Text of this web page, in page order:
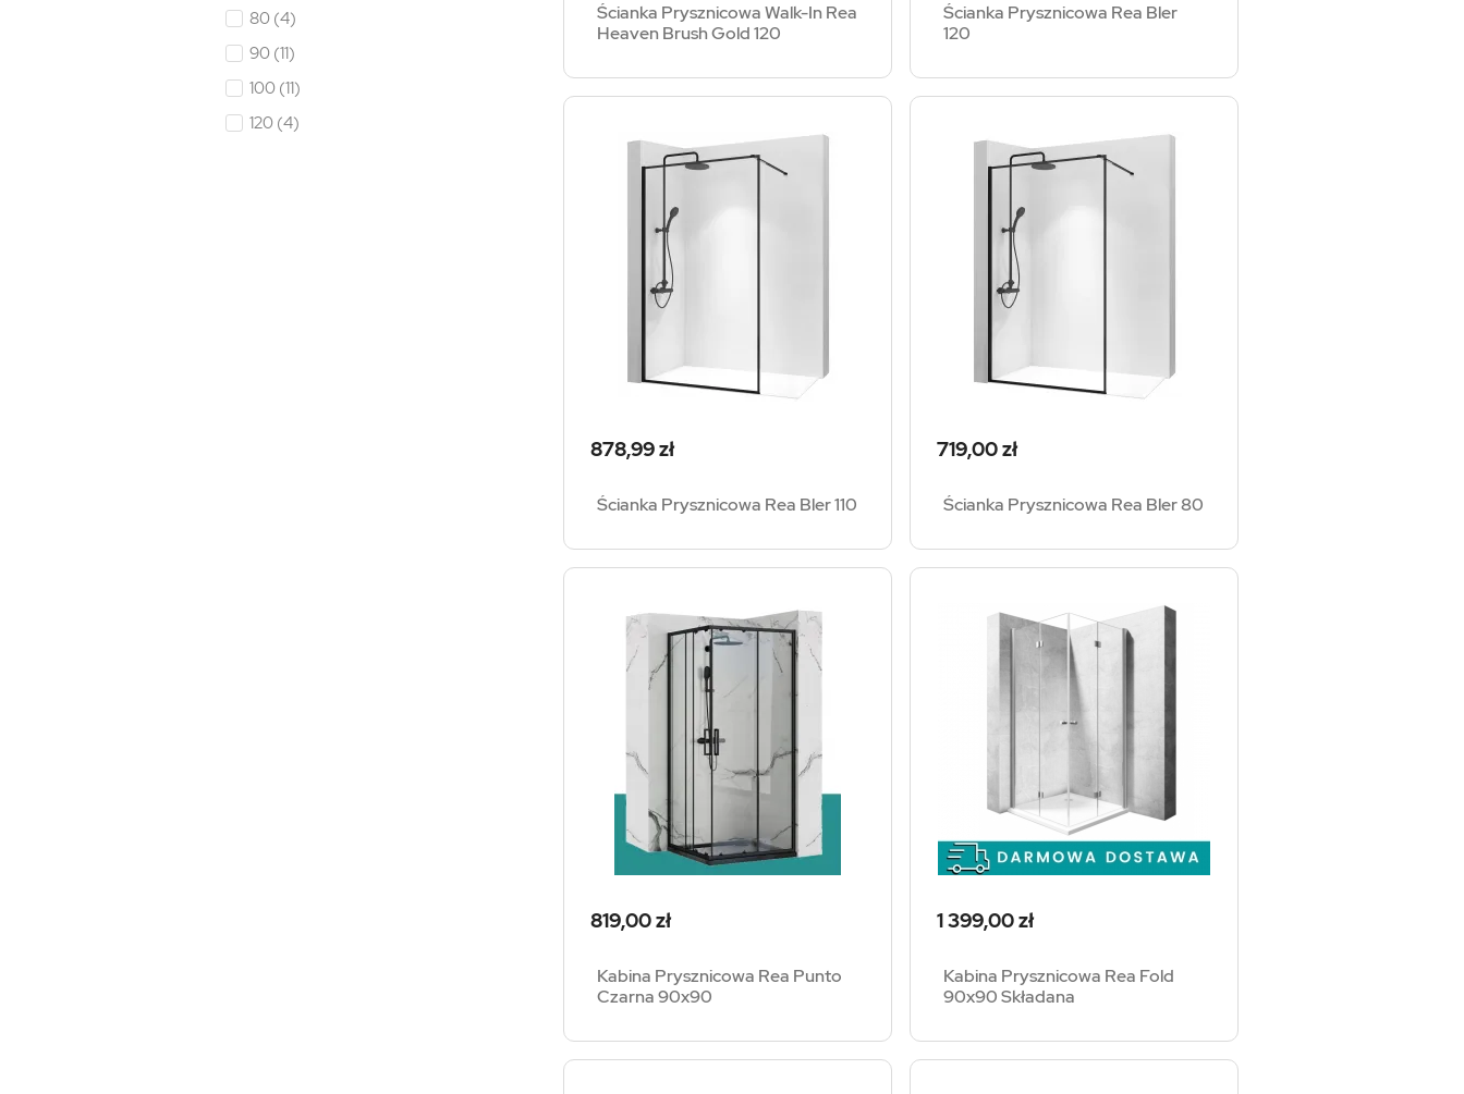
80 (4)
90 (11)
100 (11)
120 (4)
Ścianka Prysznicowa Walk-In Rea
Heaven Brush Gold 120
Ścianka Prysznicowa Rea Bler
120
Cena
878,99 zł
Ścianka Prysznicowa Rea Bler 110
Cena
719,00 zł
Ścianka Prysznicowa Rea Bler 80
Cena
819,00 zł
Kabina Prysznicowa Rea Punto
Czarna 90x90
Cena
1 399,00 zł
Kabina Prysznicowa Rea Fold
90x90 Składana